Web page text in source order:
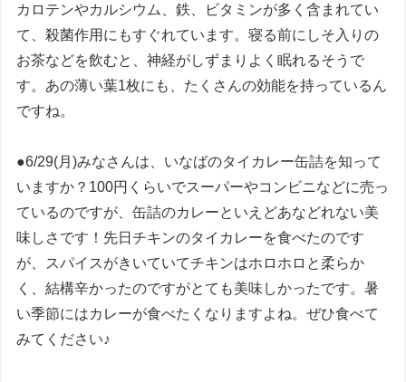
カロテンやカルシウム、鉄、ビタミンが多く含まれてい
て、殺菌作用にもすぐれています。寝る前にしそ入りの
お茶などを飲むと、神経がしずまりよく眠れるそうで
す。あの薄い葉1枚にも、たくさんの効能を持っているん
ですね。
●6/29(月)みなさんは、いなばのタイカレー缶詰を知って
いますか？100円くらいでスーパーやコンビニなどに売っ
ているのですが、缶詰のカレーといえどあなどれない美
味しさです！先日チキンのタイカレーを食べたのです
が、スパイスがきいていてチキンはホロホロと柔らか
く、結構辛かったのですがとても美味しかったです。暑
い季節にはカレーが食べたくなりますよね。ぜひ食べて
みてください♪